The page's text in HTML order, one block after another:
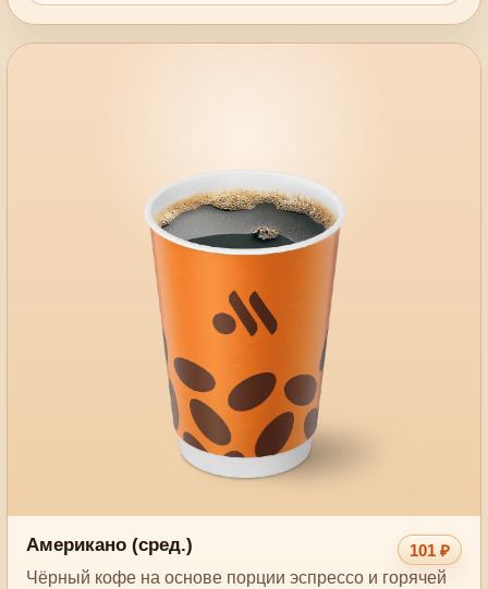
Американо (сред.)
101 ₽
Чёрный кофе на основе порции эспрессо и горячей